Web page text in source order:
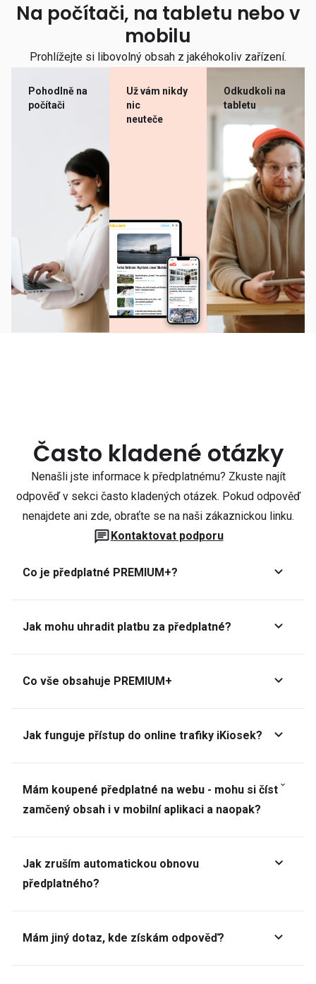
Na počítači, na tabletu nebo v
mobilu
Prohlížejte si libovolný obsah z jakéhokoliv zařízení.
Pohodlně na
počítači
Už vám nikdy
nic
neuteče
Odkudkoli na
tabletu
Často kladené otázky
Nenašli jste informace k předplatnému? Zkuste najít
odpověď v sekci často kladených otázek. Pokud odpověď
nenajdete ani zde, obraťte se na naši zákaznickou linku.
Kontaktovat podporu
Co je předplatné PREMIUM+?
Jak mohu uhradit platbu za předplatné?
Co vše obsahuje PREMIUM+
Jak funguje přístup do online trafiky iKiosek?
Mám koupené předplatné na webu - mohu si číst
zamčený obsah i v mobilní aplikaci a naopak?
Jak zruším automatickou obnovu
předplatného?
Mám jiný dotaz, kde získám odpověď?